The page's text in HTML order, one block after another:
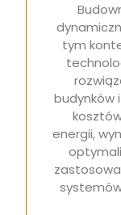
tym
budynków
energii,